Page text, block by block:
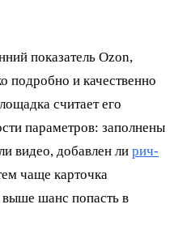
показатель Ozon,
подробно и качественно
считает его
параметров: заполнены
видео, добавлен ли рич-
чаще карточка
выше шанс попасть в